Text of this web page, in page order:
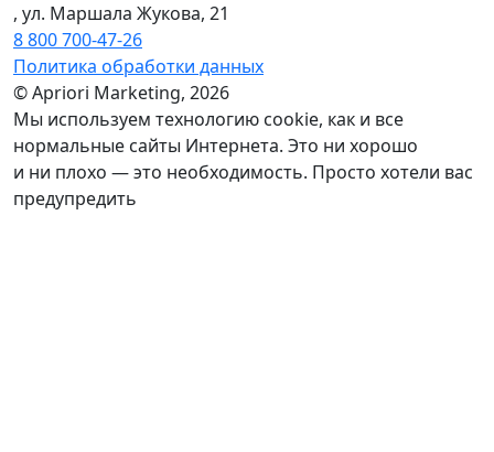
, ул. Маршала Жукова, 21
8 800 700-47-26
Политика обработки данных
© Apriori Marketing, 2026
Мы используем технологию сookie, как и все
нормальные сайты Интернета. Это ни хорошо
и ни плохо — это необходимость. Просто хотели вас
предупредить